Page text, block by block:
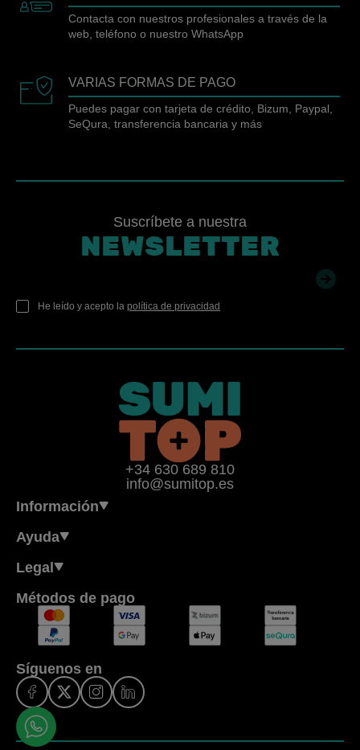
Contacta con nuestros profesionales a través de la
web, teléfono o nuestro WhatsApp
VARIAS FORMAS DE PAGO
Puedes pagar con tarjeta de crédito, Bizum, Paypal,
SeQura, transferencia bancaria y más
Suscríbete a nuestra
NEWSLETTER
He leído y acepto la política de privacidad
+34 630 689 810
info@sumitop.es
Información
Ayuda
Legal
Métodos de pago
Síguenos en